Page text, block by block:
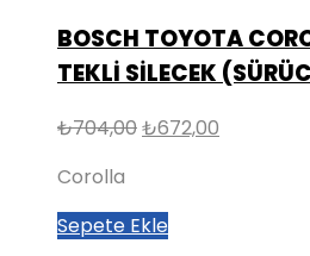
BOSCH TOYOTA
TEKLİ SİLECEK
₺704,00Orijinal
₺672,00
Corolla
Sepete Ekle